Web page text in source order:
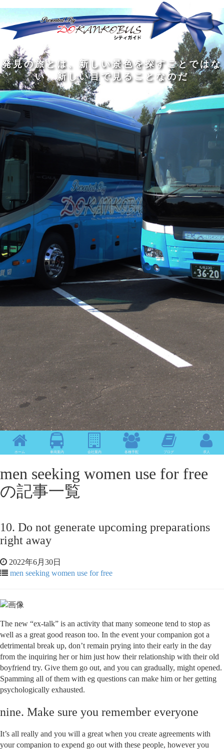
旅 の 程 に こそ価値があ る
発見の旅と は 新 し い景色を探す ことではな
い。 新 しい目 で見 る こ と なのだ
人間の幅を広 げる ものは3つある。人と会
い、 本 を読み 、旅 を す る ことだ
私は旅 をす るために旅をする
旅 の 程 に こそ価値があ る
どんなに洗 練 れ た 大人の中にも 、外に出た
くてし ょうがない小さな 子供がいる
旅をするの は 着 す るためではな く、旅をす
るた めで あ る
旅は 真 知 識 の大きな泉で ある
ホーム 車両案内 会社案内 各種手配 ブログ 求人
men seeking women use for free
の記事一覧
10. Do not generate upcoming preparations
right away
2022年6月30日
men seeking women use for free
The new “ex-talk” is an activity that many someone tend to stop as
well as a great good reason too. In the event your companion got a
detrimental break up, don’t remain prying into their early in the day
from the inquiring her or him just how their relationship with their old
boyfriend try. Give them go out, and you can gradually, might opened.
Spamming all of them with eg questions can make him or her getting
psychologically exhausted.
nine. Make sure you remember everyone
It’s all really and you will a great when you create agreements with
your companion to expend go out with these people, however you